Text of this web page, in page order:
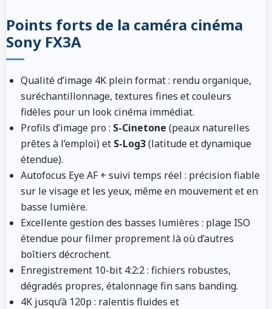
Points forts de la caméra cinéma
Sony FX3A
Qualité d’image 4K plein format: rendu organique,
suréchantillonnage, textures fines et couleurs
fidèles pour un look cinéma immédiat.
Profils d’image pro : S-Cinetone (peaux naturelles
prêtes à l’emploi) et S-Log3(latitude et dynamique
étendue).
Autofocus Eye AF + suivi temps réel : précision fiable
sur le visage et les yeux, même en mouvement et en
basse lumière.
Excellente gestion des basses lumières : plage ISO
étendue pour filmer proprement là où d’autres
boîtiers décrochent.
Enregistrement 10-bit 4:2:2: fichiers robustes,
dégradés propres, étalonnage fin sans banding.
4K jusqu’à 120p : ralentis fluides et